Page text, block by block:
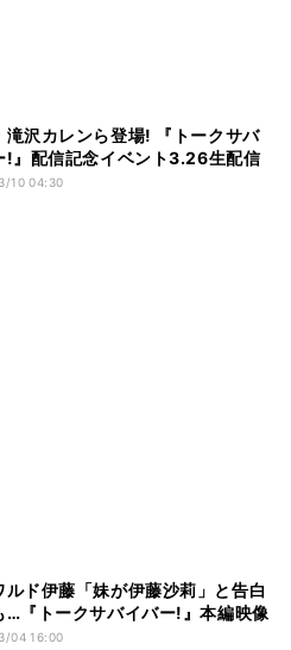
滝沢カレンら登場! 『トークサバ
!』配信記念イベント3.26生配信
10 04:30
ルド伊藤「妹が伊藤沙莉」と告白
…『トークサバイバー!』本編映像
04 16:00